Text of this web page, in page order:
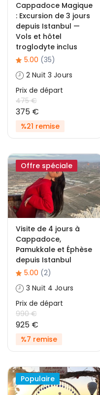
Cappadoce Magique
: Excursion de 3 jours
depuis Istanbul —
Vols et hôtel
troglodyte inclus
5.00 (35)
2 Nuit 3 Jours
Prix ​​de départ
475 €
375 €
%21 remise
Offre spéciale
Visite de 4 jours à
Cappadoce,
Pamukkale et Éphèse
depuis Istanbul
5.00 (2)
3 Nuit 4 Jours
Prix ​​de départ
990 €
925 €
%7 remise
Populaire